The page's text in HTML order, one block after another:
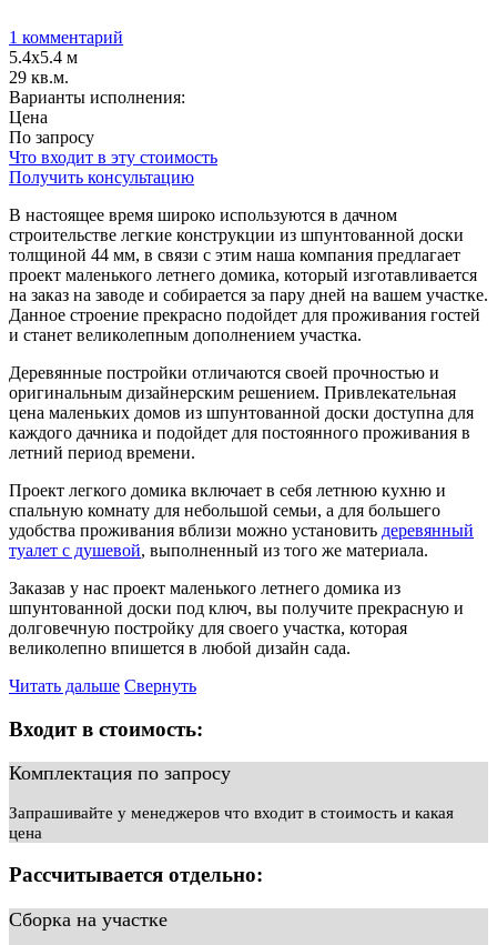
1 комментарий
5.4х5.4 м
29 кв.м.
Варианты исполнения:
Цена
По запросу
Что входит в эту стоимость
Получить консультацию
В настоящее время широко используются в дачном
строительстве легкие конструкции из шпунтованной доски
толщиной 44 мм, в связи с этим наша компания предлагает
проект маленького летнего домика, который изготавливается
на заказ на заводе и собирается за пару дней на вашем участке.
Данное строение прекрасно подойдет для проживания гостей
и станет великолепным дополнением участка.
Деревянные постройки отличаются своей прочностью и
оригинальным дизайнерским решением. Привлекательная
цена маленьких домов из шпунтованной доски доступна для
каждого дачника и подойдет для постоянного проживания в
летний период времени.
Проект легкого домика включает в себя летнюю кухню и
спальную комнату для небольшой семьи, а для большего
удобства проживания вблизи можно установить деревянный
туалет с душевой, выполненный из того же материала.
Заказав у нас проект маленького летнего домика из
шпунтованной доски под ключ, вы получите прекрасную и
долговечную постройку для своего участка, которая
великолепно впишется в любой дизайн сада.
Читать дальше Свернуть
Входит в стоимость:
Комплектация по запросу
Запрашивайте у менеджеров что входит в стоимость и какая
цена
Рассчитывается отдельно:
Сборка на участке